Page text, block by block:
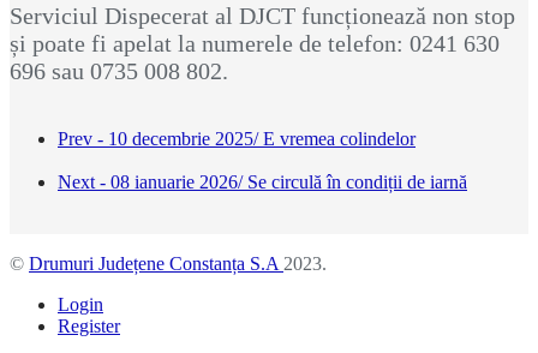
Serviciul Dispecerat al DJCT funcționează non stop
și poate fi apelat la numerele de telefon: 0241 630
696 sau 0735 008 802.
Prev - 10 decembrie 2025/ E vremea colindelor
Next - 08 ianuarie 2026/ Se circulă în condiții de iarnă
© Drumuri Județene Constanța S.A 2023.
Login
Register